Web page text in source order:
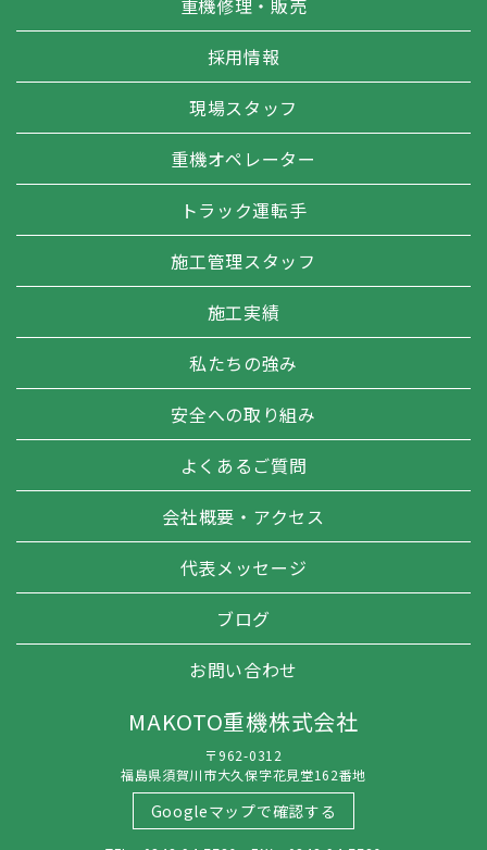
重機修理・販売
採用情報
現場スタッフ
重機オペレーター
トラック運転手
施工管理スタッフ
施工実績
私たちの強み
安全への取り組み
よくあるご質問
会社概要・アクセス
代表メッセージ
ブログ
お問い合わせ
MAKOTO重機株式会社
〒962-0312
福島県須賀川市大久保字花見堂162番地
Googleマップで確認する